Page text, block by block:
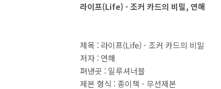
라이프(Life) - 조커 카드의 비밀, 연해
제목 : 라이프(Life) - 조커 카드의 비밀
저자 : 연해
펴낸곳 : 일루셔너블
제본 형식 : 종이책 - 무선제본